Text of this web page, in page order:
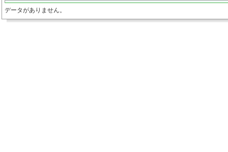
データがありません。